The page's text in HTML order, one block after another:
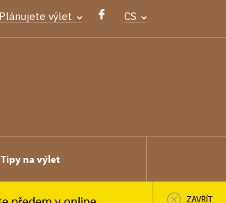
Plánujete výlet CS
Tipy na výlet
ZAVŘÍT